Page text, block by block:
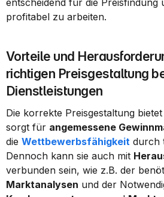
entscheidend für die Preisfindung
profitabel zu arbeiten.
Vorteile und
richtigen Preisgestaltung
Dienstleistungen
Die korrekte Preisgestaltung bietet
sorgt für angemessene
die Wettbewerbsfähigkeit durch
Dennoch kann sie auch mit
verbunden sein, wie z.B. der
Marktanalysen